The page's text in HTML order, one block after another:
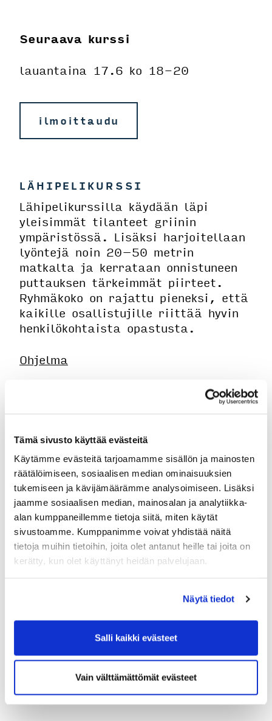
Tämä sivusto käyttää evästeitä
Käytämme evästeitä tarjoamamme sisällön ja mainosten
räätälöimiseen, sosiaalisen median ominaisuuksien
tukemiseen ja kävijämäärämme analysoimiseen. Lisäksi
jaamme sosiaalisen median, mainosalan ja analytiikka-
alan kumppaneillemme tietoja siitä, miten käytät
sivustoamme. Kumppanimme voivat yhdistää näitä
tietoja muihin tietoihin, joita olet antanut heille tai joita on
kerätty, kun olet käyttänyt heidän palvelujaan.
Näytä tiedot
Salli kaikki evästeet
Vain välttämättömät evästeet
Seuraava kurssi
lauantaina 17.6 ko 18-20
ilmoittaudu
LÄHIPELIKURSSI
Lähipelikurssilla käydään läpi
yleisimmät tilanteet griinin
ympäristössä. Lisäksi harjoitellaan
lyöntejä noin 20–50 metrin
matkalta ja kerrataan onnistuneen
puttauksen tärkeimmät piirteet.
Ryhmäkoko on rajattu pieneksi, että
kaikille osallistujille riittää hyvin
henkilökohtaista opastusta.
Ohjelma
Putti – pituuden hallinta ja mailan
toistettava osuma
Pitchin ja bunkkerilyönnin tekniikka
ilmoittaudu